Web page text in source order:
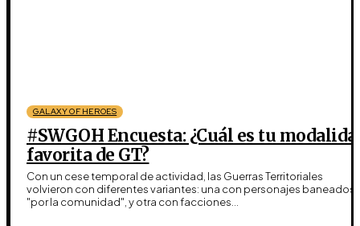
GALAXY OF HEROES
#SWGOH Encuesta: ¿Cuál es tu
favorita de GT?
Con un cese temporal de actividad, las Guerras Territoriales
volvieron con diferentes variantes: una con personajes baneados
"por la comunidad", y otra con facciones...